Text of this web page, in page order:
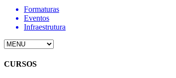
Formaturas
Eventos
Infraestrutura
CURSOS